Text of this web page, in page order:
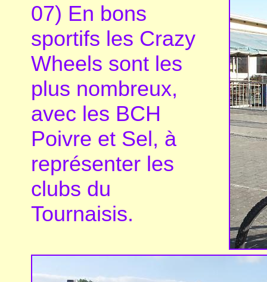
07) En bons
sportifs les Crazy
Wheels sont les
plus nombreux,
avec les BCH
Poivre et Sel, à
représenter les
clubs du
Tournaisis.